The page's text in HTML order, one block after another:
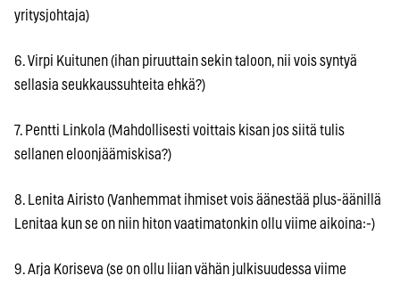
yritysjohtaja)
6. Virpi Kuitunen (ihan piruuttain sekin taloon, nii vois syntyä
sellasia seukkaussuhteita ehkä?)
7. Pentti Linkola (Mahdollisesti voittais kisan jos siitä tulis
sellanen eloonjäämiskisa?)
8. Lenita Airisto (Vanhemmat ihmiset vois äänestää plus-äänillä
Lenitaa kun se on niin hiton vaatimatonkin ollu viime aikoina:-)
9. Arja Koriseva (se on ollu liian vähän julkisuudessa viime